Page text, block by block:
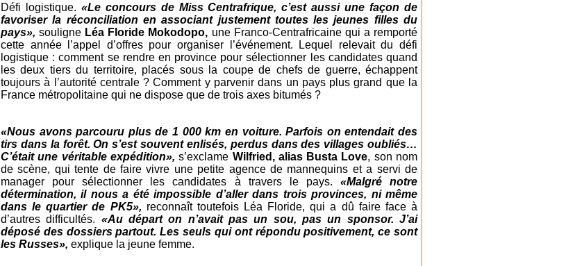
Défi logistique. «Le concours de Miss Centrafrique, c’est aussi une façon de
favoriser la réconciliation en associant justement toutes les jeunes filles du
pays», souligne Léa Floride Mokodopo, une Franco-Centrafricaine qui a remporté
cette année l’appel d’offres pour organiser l’événement. Lequel relevait du défi
logistique : comment se rendre en province pour sélectionner les candidates quand
les deux tiers du territoire, placés sous la coupe de chefs de guerre, échappent
toujours à l’autorité centrale ? Comment y parvenir dans un pays plus grand que la
France métropolitaine qui ne dispose que de trois axes bitumés ?
«Nous avons parcouru plus de 1 000 km en voiture. Parfois on entendait des
tirs dans la forêt. On s’est souvent enlisés, perdus dans des villages oubliés…
C’était une véritable expédition», s’exclame Wilfried, alias Busta Love, son nom
de scène, qui tente de faire vivre une petite agence de mannequins et a servi de
manager pour sélectionner les candidates à travers le pays. «Malgré notre
détermination, il nous a été impossible d’aller dans trois provinces, ni même
dans le quartier de PK5», reconnaît toutefois Léa Floride, qui a dû faire face à
d’autres difficultés. «Au départ on n’avait pas un sou, pas un sponsor. J’ai
déposé des dossiers partout. Les seuls qui ont répondu positivement, ce sont
les Russes», explique la jeune femme.